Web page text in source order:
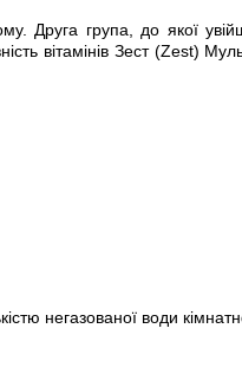
Друга група, до якої
вітамінів Зест (Zest)
негазованої води